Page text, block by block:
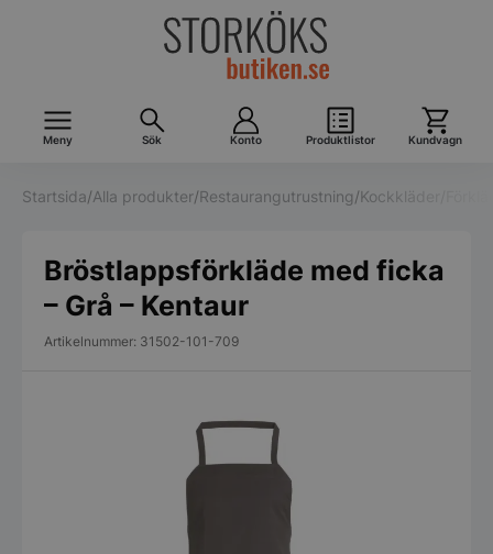
Meny Sök Konto Produktlistor Kundvagn
Startsida/Alla produkter/Restaurangutrustning/Kockkläder
Bröstlappsförkläde med ficka
– Grå – Kentaur
Artikelnummer: 31502-101-709